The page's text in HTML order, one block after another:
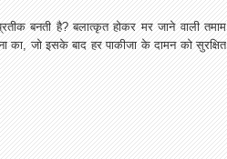
बनती है? बलात्कृत होकर मर जाने वाली तमाम
का, जो इसके बाद हर पाकीजा के दामन को सुरक्षित